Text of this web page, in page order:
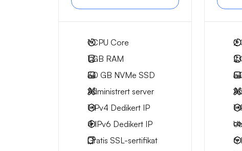
1CPU Core
1 GB RAM
30 GB NVMe SSD
Administrert server
1 IPv4 Dedikert IP
4 IPv6 Dedikert IP
Gratis SSL-sertifikat
2
2
1
6